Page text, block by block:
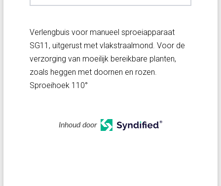
Verlengbuis voor manueel sproeiapparaat
SG11, uitgerust met vlakstraalmond. Voor de
verzorging van moeilijk bereikbare planten,
zoals heggen met doornen en rozen.
Sproeihoek 110°
Inhoud door